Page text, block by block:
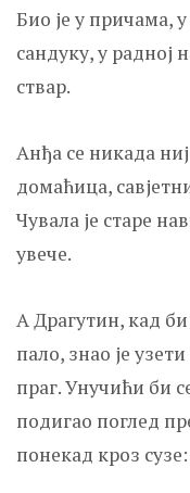
Био је у причама,
сандуку, у радној
ствар.
Анђа се никада
домаћица,
Чувала је старе
увече.
А Драгутин, кад
пало, знао је
праг. Унучићи би
подигао поглед
понекад кроз сузе: